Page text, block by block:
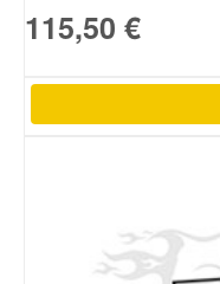
115,50 €